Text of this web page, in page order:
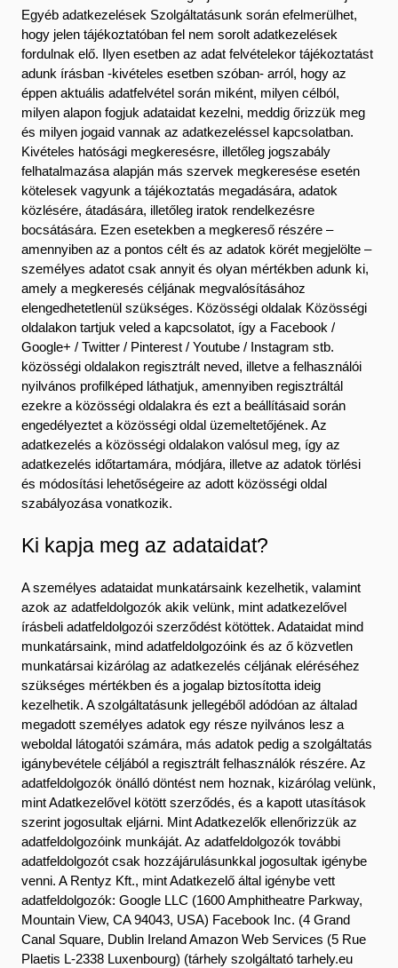
Egyéb adatkezelések Szolgáltatásunk során efelmerülhet,
hogy jelen tájékoztatóban fel nem sorolt adatkezelések
fordulnak elő. Ilyen esetben az adat felvételekor tájékoztatást
adunk írásban -kivételes esetben szóban- arról, hogy az
éppen aktuális adatfelvétel során miként, milyen célból,
milyen alapon fogjuk adataidat kezelni, meddig őrizzük meg
és milyen jogaid vannak az adatkezeléssel kapcsolatban.
Kivételes hatósági megkeresésre, illetőleg jogszabály
felhatalmazása alapján más szervek megkeresése esetén
kötelesek vagyunk a tájékoztatás megadására, adatok
közlésére, átadására, illetőleg iratok rendelkezésre
bocsátására. Ezen esetekben a megkereső részére –
amennyiben az a pontos célt és az adatok körét megjelölte –
személyes adatot csak annyit és olyan mértékben adunk ki,
amely a megkeresés céljának megvalósításához
elengedhetetlenül szükséges. Közösségi oldalak Közösségi
oldalakon tartjuk veled a kapcsolatot, így a Facebook /
Google+ / Twitter / Pinterest / Youtube / Instagram stb.
közösségi oldalakon regisztrált neved, illetve a felhasználói
nyilvános profilképed láthatjuk, amennyiben regisztráltál
ezekre a közösségi oldalakra és ezt a beállításaid során
engedélyeztet a közösségi oldal üzemeltetőjének. Az
adatkezelés a közösségi oldalakon valósul meg, így az
adatkezelés időtartamára, módjára, illetve az adatok törlési
és módosítási lehetőségeire az adott közösségi oldal
szabályozása vonatkozik.
Ki kapja meg az adataidat?
A személyes adataidat munkatársaink kezelhetik, valamint
azok az adatfeldolgozók akik velünk, mint adatkezelővel
írásbeli adatfeldolgozói szerződést kötöttek. Adataidat mind
munkatársaink, mind adatfeldolgozóink és az ő közvetlen
munkatársai kizárólag az adatkezelés céljának eléréséhez
szükséges mértékben és a jogalap biztosította ideig
kezelhetik. A szolgáltatásunk jellegéből adódóan az általad
megadott személyes adatok egy része nyilvános lesz a
weboldal látogatói számára, más adatok pedig a szolgáltatás
igánybevétele céljából a regisztrált felhasználók részére. Az
adatfeldolgozók önálló döntést nem hoznak, kizárólag velünk,
mint Adatkezelővel kötött szerződés, és a kapott utasítások
szerint jogosultak eljárni. Mint Adatkezelők ellenőrizzük az
adatfeldolgozóink munkáját. Az adatfeldolgozók további
adatfeldolgozót csak hozzájárulásunkkal jogosultak igénybe
venni. A Rentyz Kft., mint Adatkezelő által igénybe vett
adatfeldolgozók: Google LLC (1600 Amphitheatre Parkway,
Mountain View, CA 94043, USA) Facebook Inc. (4 Grand
Canal Square, Dublin Ireland Amazon Web Services (5 Rue
Plaetis L-2338 Luxenbourg) (tárhely szolgáltató tarhely.eu